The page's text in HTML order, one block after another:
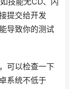
提交给开发
导致你的测试
可以检查一下
系统不低于